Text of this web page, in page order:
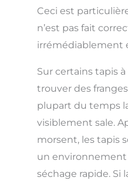
Ceci est
n’est pas fait
irrémédiablement
Sur certains tapis
trouver des
plupart du temps
visiblement sale.
morsent, les tapis
un
séchage rapide. Si